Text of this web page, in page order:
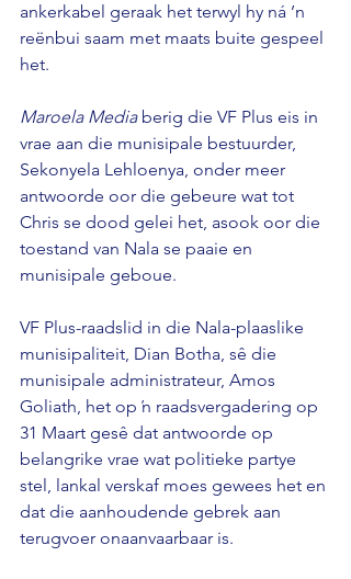
ankerkabel geraak het terwyl hy ná ’n
reënbui saam met maats buite gespeel
het.
Maroela Media berig die VF Plus eis in
vrae aan die munisipale bestuurder,
Sekonyela Lehloenya, onder meer
antwoorde oor die gebeure wat tot
Chris se dood gelei het, asook oor die
toestand van Nala se paaie en
munisipale geboue.
VF Plus-raadslid in die Nala-plaaslike
munisipaliteit, Dian Botha, sê die
munisipale administrateur, Amos
Goliath, het op ŉ raadsvergadering op
31 Maart gesê dat antwoorde op
belangrike vrae wat politieke partye
stel, lankal verskaf moes gewees het en
dat die aanhoudende gebrek aan
terugvoer onaanvaarbaar is.